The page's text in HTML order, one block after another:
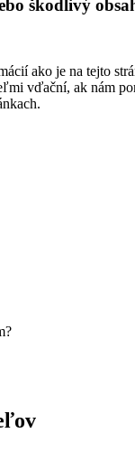
škodlivý
ako je na tejto
vďační, ak nám